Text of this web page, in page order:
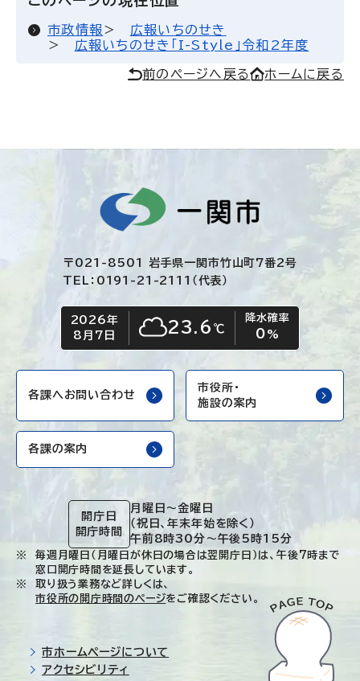
市政情報
広報いちのせき
広報いちのせき「I-Style」令和2年度
前のページへ戻る ホームに戻る
〒021-8501 岩手県一関市竹山町7番2号
TEL：0191-21-2111（代表）
今日の日付
2026年
8月7日
今日の天気
くもり23.6 ℃
降水確率
0 %
各課へお問い合わせ
市役所・
施設の案内
各課の案内
開庁日
開庁時間
月曜日～金曜日
（祝日、年末年始を除く）
午前8時30分～午後5時15分
毎週月曜日（月曜日が休日の場合は翌開庁日）は、午後7時まで
窓口開庁時間を延長しています。
取り扱う業務など詳しくは、
市役所の開庁時間のページをご確認ください。
市ホームページについて
アクセシビリティ